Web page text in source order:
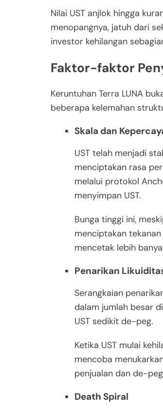
Nilai UST anjlok hingga
menopangnya, jatuh dari
investor kehilangan
Faktor-faktor
Keruntuhan Terra LUNA
beberapa kelemahan
Skala dan
UST telah menjadi
menciptakan rasa
melalui protokol
menyimpan UST.
Bunga tinggi ini,
menciptakan
mencetak lebih
Penarikan
Serangkaian
dalam jumlah besar
UST sedikit de-peg.
Ketika UST mulai
mencoba
penjualan dan de-
Death Spiral